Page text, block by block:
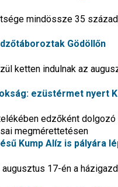
mindössze 35
Gödöllőn
ketten indulnak az
ezüstérmet nyert
edzőként
megmérettetésen
Kump Alíz is pályára
17-én a